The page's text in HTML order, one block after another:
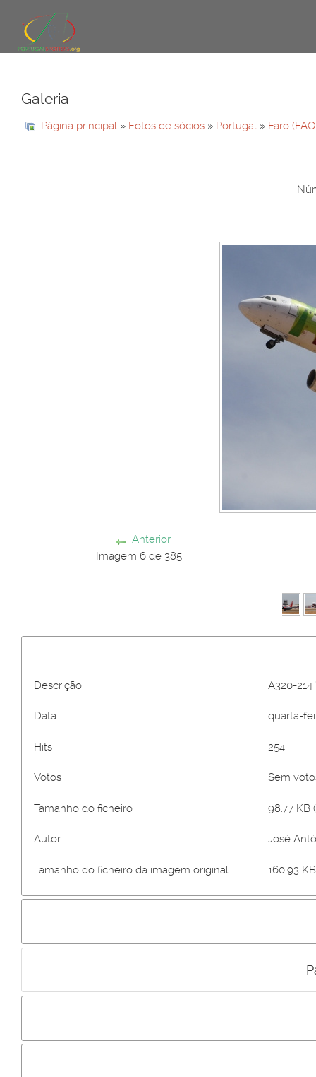
Galeria
Página principal » Fotos de sócios » Portugal » Faro
Anterior
Imagem 6 de 385
Descrição A320-214
Data quarta-
Hits 254
Votos Sem
Tamanho do ficheiro 98.77 KB
Autor José
Tamanho do ficheiro da imagem original 160.93
Incluir imagem :
Os